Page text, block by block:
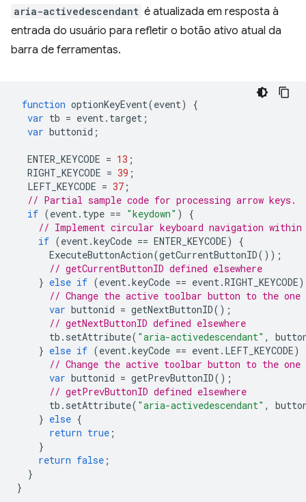
aria-activedescendant é atualizada em resposta à
entrada do usuário para refletir o botão ativo atual da
barra de ferramentas.
function optionKeyEvent(event)
{
var tb = event . target ;
var buttonid ;
ENTER_KEYCODE = 13 ;
RIGHT_KEYCODE = 39 ;
LEFT_KEYCODE = 37 ;
// Partial sample code for processing arrow keys.
if (event . type == "keydown" )
{
// Implement circular keyboard navigation
if (event .keyCode == ENTER_KEYCODE)
{
ExecuteButtonAction(getCurrentButtonID());
// getCurrentButtonID defined elsewhere
} else if (event .keyCode == event .RIGHT_KEYCODE)
// Change the active toolbar button to the
var buttonid = getNextButtonID();
// getNextButtonID defined elsewhere
tb . setAttribute( "aria-activedescendant" ,
} else if (event .keyCode == event . LEFT_KEYCODE)
// Change the active toolbar button to the
var buttonid = getPrevButtonID();
// getPrevButtonID defined elsewhere
tb . setAttribute( "aria-activedescendant" ,
} else {
return true ;
}
return false ;
}
}